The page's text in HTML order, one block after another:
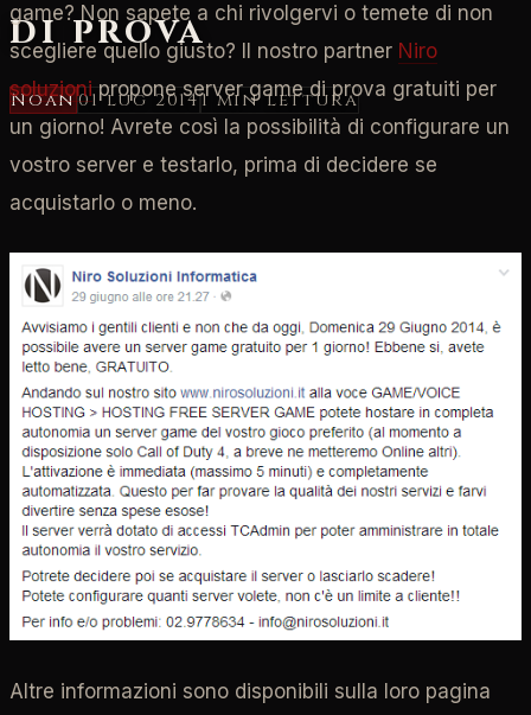
di prova
Noan01 lug 20141 minlettura
game? Non sapete a chi rivolgervi o temete di non
scegliere quello giusto? Il nostro partner Niro
soluzionipropone server game di prova gratuiti per
un giorno! Avrete così la possibilità di configurare un
vostro server e testarlo, prima di decidere se
acquistarlo o meno.
Altre informazioni sono disponibili sulla loro pagina